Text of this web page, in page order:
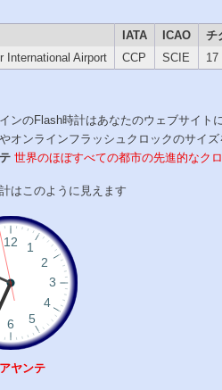
IATA ICAO
チ
International Airport
CCP SCIE 17
ンのFlash時計はあなたのウェブサイト
オンラインフラッシュクロックのサイ
世界のほぼすべての都市の先進的なク
はこのように見えます
ヤンテ